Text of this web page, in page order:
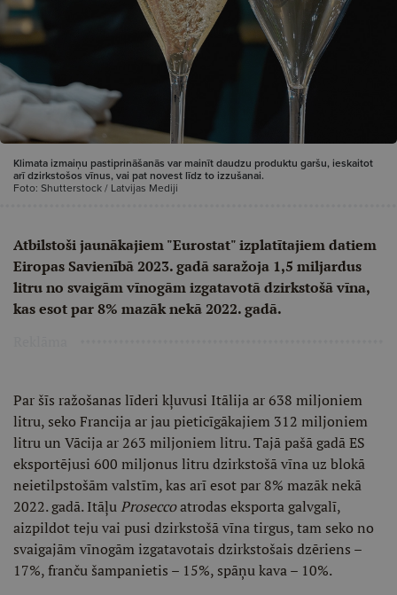
Klimata izmaiņu pastiprināšanās var mainīt daudzu produktu garšu, ieskaitot
arī dzirkstošos vīnus, vai pat novest līdz to izzušanai.
Foto: Shutterstock / Latvijas Mediji
Atbilstoši jaunākajiem "Eurostat" izplatītajiem datiem
Eiropas Savienībā 2023. gadā saražoja 1,5 miljardus
litru no svaigām vīnogām izgatavotā dzirkstošā vīna,
kas esot par 8% mazāk nekā 2022. gadā.
Par šīs ražošanas līderi kļuvusi Itālija ar 638 miljoniem
litru, seko Francija ar jau pieticīgākajiem 312 miljoniem
litru un Vācija ar 263 miljoniem litru. Tajā pašā gadā ES
eksportējusi 600 miljonus litru dzirkstošā vīna uz blokā
neietilpstošām valstīm, kas arī esot par 8% mazāk nekā
2022. gadā. ItāļuProseccoatrodas eksporta galvgalī,
aizpildot teju vai pusi dzirkstošā vīna tirgus, tam seko no
svaigajām vīnogām izgatavotais dzirkstošais dzēriens –
17%, franču šampanietis – 15%, spāņu kava – 10%.